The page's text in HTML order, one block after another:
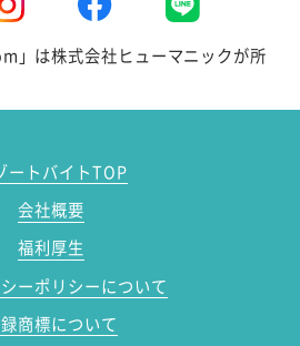
」は株式会社ヒューマニックが所
ートバイトTOP
会社概要
福利厚生
ーポリシーについて
商標について